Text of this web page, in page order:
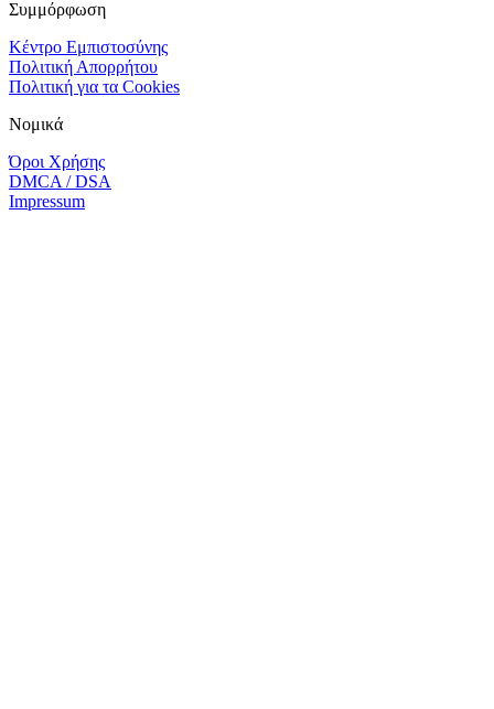
Συμμόρφωση
Κέντρο Εμπιστοσύνης
Πολιτική Απορρήτου
Πολιτική για τα Cookies
Νομικά
Όροι Χρήσης
DMCA / DSA
Impressum